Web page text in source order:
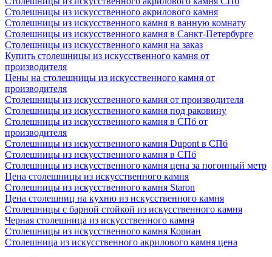
Столешницы из искусственного акрилового камня
Столешницы из искусственного камня в ванную комнату
Столешницы из искусственного камня в Санкт-Петербурге
Столешницы из искусственного камня на заказ
Купить столешницы из искусственного камня от
производителя
Цены на столешницы из искусственного камня от
производителя
Столешницы из искусственного камня от производителя
Столешницы из искусственного камня под раковину
Столешницы из искусственного камня в СПб от
производителя
Столешницы из искусственного камня Dupont в СПб
Столешницы из искусственного камня в СПб
Столешницы из искусственного камня цена за погонный метр
Цена столешницы из искусственного камня
Столешницы из искусственного камня Staron
Цена столешниц на кухню из искусственного камня
Столешницы с барной стойкой из искусственного камня
Черная столешница из искусственного камня
Столешницы из искусственного камня Кориан
Столешница из искусственного акрилового камня цена